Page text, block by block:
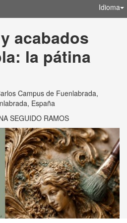
Idioma
acabados
la pátina
Campus de Fuenlabrada,
España
SEGUIDO RAMOS